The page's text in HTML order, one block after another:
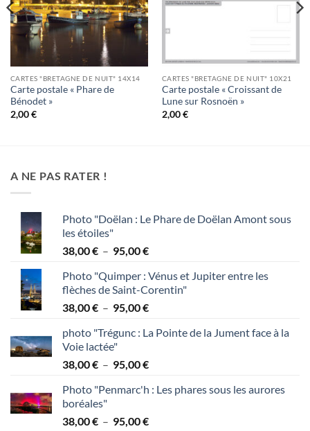
CARTES "BRETAGNE DE NUIT" 14X14
Carte postale « Phare de
Bénodet »
2,00€
CARTES "BRETAGNE DE NUIT" 10X21
Carte postale « Croissant de
Lune sur Rosnoën »
2,00€
A NE PAS RATER !
Photo "Doëlan : Le Phare de Doëlan Amont sous
les étoiles"
38,00€ – 95,00€Plage
prix :
38,00 €
à
Photo "Quimper : Vénus et Jupiter entre les
flèches de Saint-Corentin"
38,00€ – 95,00€Plage
prix :
à
photo "Trégunc : La Pointe de la Jument face à la
Voie lactée"
38,00€ – 95,00€Plage
prix :
à
Photo "Penmarc'h : Les phares sous les aurores
boréales"
38,00€ – 95,00€Plage